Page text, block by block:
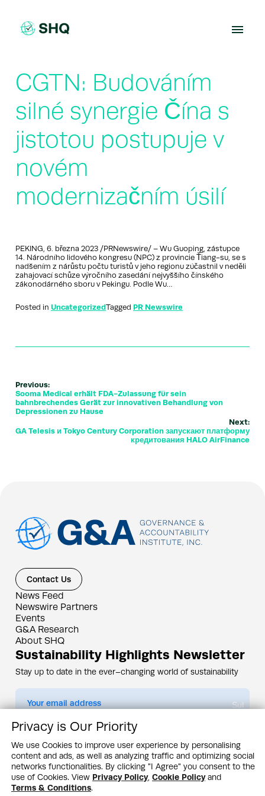
content
CGTN: Budováním
silné synergie Čína s
jistotou postupuje v
novém
modernizačním úsilí
PEKING, 6. března 2023 /PRNewswire/ – Wu Guoping, zástupce
14. Národního lidového kongresu (NPC) z provincie Ťiang-su, se s
nadšením z nárůstu počtu turistů v jeho regionu zúčastnil v neděli
zahajovací schůze výročního zasedání nejvyššího čínského
zákonodárného sboru v Pekingu. Podle Wu…
Posted in UncategorizedTagged PR Newswire
Previous:
Sooma Medical erhält FDA-Zulassung für sein
bahnbrechendes Gerät zur innovativen Behandlung von
Depressionen zu Hause
Next:
GA Telesis и Tokyo Century Corporation запускают платформу
кредитования HALO AirFinance
Contact Us
News Feed
Newswire Partners
Events
G&A Research
About SHQ
Sustainability Highlights Newsletter
Stay up to date in the ever–changing world of sustainability
Submit
By subscribing you agree to ourPrivacy Policy
Design & Contents Copyright 2005 - 2026 by G&A Institute unless otherwise
noted. All rights reserved. Sustainability Headquarters is a service mark of G&A
Institute, Inc.
Privacy Policy
Cookie Policy Terms & Conditions
Privacy is Our Priority
We use Cookies to improve user experience by personalising
content and ads, as well as analyzing traffic and optimizing social
networks functionalities. By clicking "I Agree" you consent to the
use of Cookies. View Privacy Policy, Cookie Policyand
Terms & Conditions.